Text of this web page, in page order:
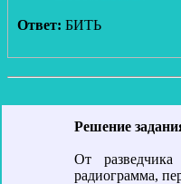
Ответ: БИТЬ
Решение
От
радиограмма,